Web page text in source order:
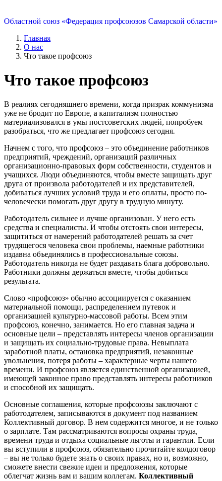
Областной союз «Федерация профсоюзов Самарской области»
Главная
О нас
Что такое профсоюз
Что такое профсоюз
В реалиях сегодняшнего времени, когда призрак коммунизма
уже не бродит по Европе, а капитализм полностью
материализовался в умы постсоветских людей, попробуем
разобраться, что же предлагает профсоюз сегодня.
Начнем с того, что профсоюз – это объединение работников
предприятий, чреждений, организаций различных
организационно-правовых форм собственности, студентов и
учащихся. Люди объединяются, чтобы вместе защищать друг
друга от произвола работодателей и их представителей,
добиваться лучших условий труда и его оплаты, просто по-
человечески помогать друг другу в трудную минуту.
Работодатель сильнее и лучше организован. У него есть
средства и специалисты. И чтобы отстоять свои интересы,
защититься от намерений работодателей решать за счет
трудящегося человека свои проблемы, наемные работники
издавна объединялись в профессиональные союзы.
Работодатель никогда не будет раздавать блага добровольно.
Работники должны держаться вместе, чтобы добиться
результата.
Слово «профсоюз» обычно ассоциируется с оказанием
материальной помощи, распределением путевок и
организацией культурно-массовой работы. Всем этим
профсоюз, конечно, занимается. Но его главная задача и
основные цели – представлять интересы членов организации
и защищать их социально-трудовые права. Невыплата
заработной платы, остановка предприятий, незаконные
увольнения, потеря работы – характерные черты нашего
времени. И профсоюз является единственной организацией,
имеющей законное право представлять интересы работников
и способной их защищать.
Основные соглашения, которые профсоюзы заключают с
работодателем, записываются в документ под названием
Коллективный договор. В нем содержится многое, и не только
о зарплате. Там рассматриваются вопросы охраны труда,
времени труда и отдыха социальные льготы и гарантии. Если
вы вступили в профсоюз, обязательно прочитайте колдоговор
– вы не только будете знать о своих правах, но и, возможно,
сможете внести свежие идеи и предложения, которые
облегчат жизнь вам и вашим коллегам. Коллективный